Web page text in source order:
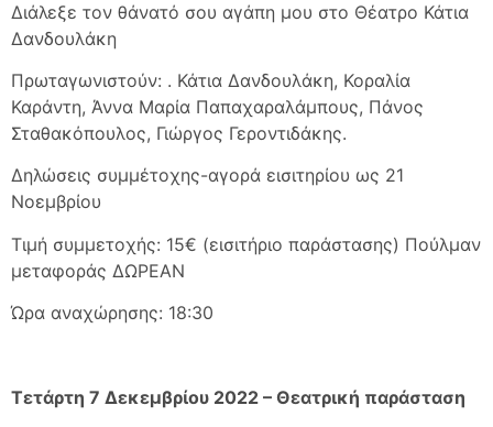
Διάλεξε τον θάνατό σου αγάπη μου στο Θέατρο Κάτια
Δανδουλάκη
Πρωταγωνιστούν: . Κάτια Δανδουλάκη, Κοραλία
Καράντη, Άννα Μαρία Παπαχαραλάμπους, Πάνος
Σταθακόπουλος, Γιώργος Γεροντιδάκης.
Δηλώσεις συμμέτοχης-αγορά εισιτηρίου ως 21
Νοεμβρίου
Τιμή συμμετοχής: 15€ (εισιτήριο παράστασης) Πούλμαν
μεταφοράς ΔΩΡΕΑΝ
Ώρα αναχώρησης: 18:30
Τετάρτη 7 Δεκεμβρίου 2022 – Θεατρική παράσταση